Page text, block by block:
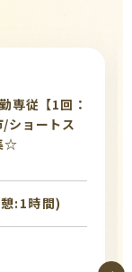
専従【1回：
ショートス
☆
:1時間)